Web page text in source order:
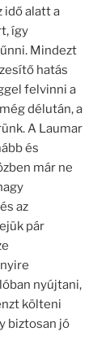
idő alatt a
így
Mindezt
hatás
felvinni a
délután, a
A Laumar
és
már ne
az
pár
nyújtani,
költeni
biztosan jó